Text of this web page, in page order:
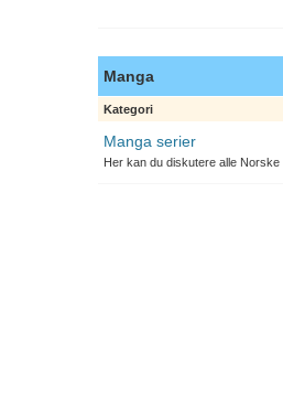
Manga
Kategori
Manga serier
Her kan du diskutere alle Norske